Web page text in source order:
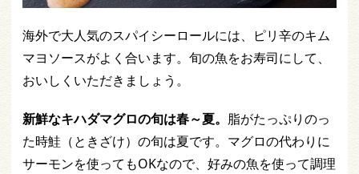
海外で大人気のスパイシーロールには、ピリ辛のキム
マヨソースがよく合います。旬の魚をお寿司にして、
おいしくいただきましょう。
新鮮なキハダマグロの旬は春～夏。 脂がたっぷりのっ
た時鮭（ときざけ）の旬は夏です。マグロの代わりに
サーモンを使ってもOKなので、好みの魚を使って調理